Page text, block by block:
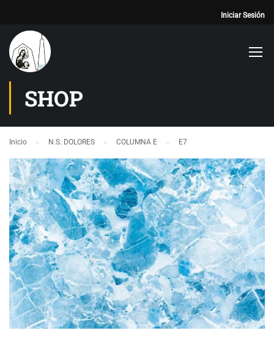
Iniciar Sesión
SHOP
Inicio N.S. DOLORES COLUMNA E E7